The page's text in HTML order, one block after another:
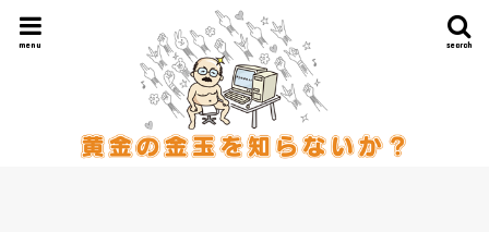
search
menu